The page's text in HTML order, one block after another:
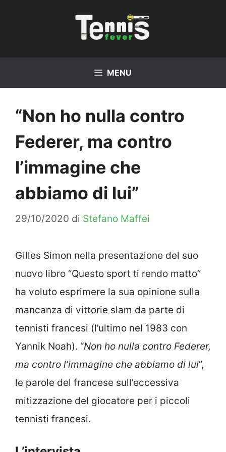
MENU
“Non ho nulla contro
Federer, ma contro
l’immagine che
abbiamo di lui”
29/10/2020 di Stefano Maffei
Gilles Simon nella presentazione del suo
nuovo libro “Questo sport ti rendo matto”
ha voluto esprimere la sua opinione sulla
mancanza di vittorie slam da parte di
tennisti francesi (l’ultimo nel 1983 con
Yannik Noah). “Non ho nulla contro Federer,
ma contro l’immagine che abbiamo di lui”,
le parole del francese sull’eccessiva
mitizzazione del giocatore per i piccoli
tennisti francesi.